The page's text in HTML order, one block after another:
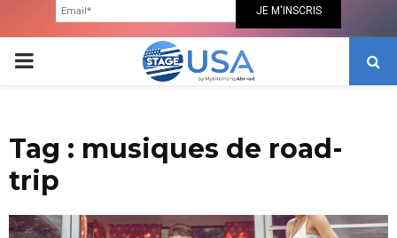
PRIMARY
Tag : musiques de road-
trip